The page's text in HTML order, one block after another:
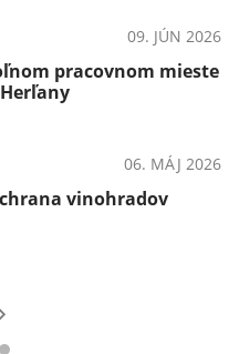
09. JÚN 2026
pracovnom mieste
06. MÁJ 2026
vinohradov